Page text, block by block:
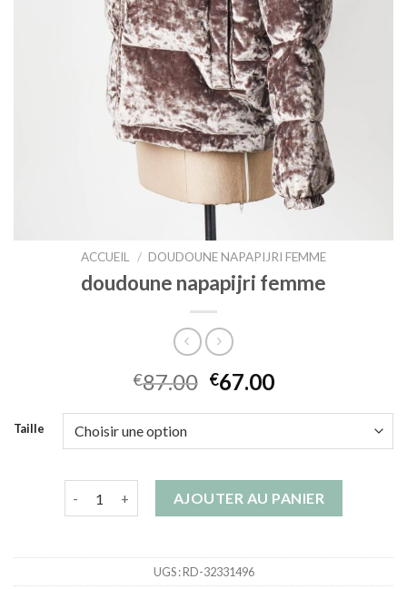
ACCUEIL / DOUDOUNE NAPAPIJRI FEMME
doudoune napapijri femme
€87.00 €67.00
Taille
AJOUTER AU PANIER
UGS :RD-32331496